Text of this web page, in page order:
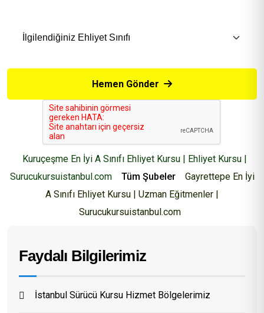
Hemen Gönder
Kuruçeşme En İyi A Sınıfı Ehliyet Kursu | Ehliyet Kursu |
Surucukursuistanbul.com
Tüm Şubeler
Gayrettepe En İyi
A Sınıfı Ehliyet Kursu | Uzman Eğitmenler |
Surucukursuistanbul.com
Faydalı Bilgilerimiz
İstanbul Sürücü Kursu Hizmet Bölgelerimiz